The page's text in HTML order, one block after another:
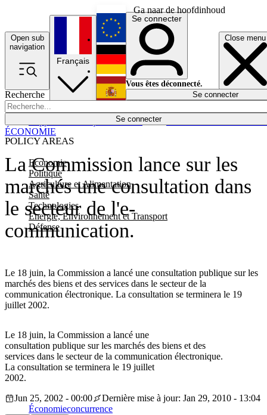
Ga naar de hoofdinhoud
Open sub
navigation
Close menu
Recherche
Se connecter
POLICY AREAS
Economie
Politique
Agriculture et Alimentation
Santé
Technologies
Energie, Environnement et Transport
Défense
Économie
Français
English
Deutsch
Español
Se connecter
Vous êtes déconnecté.
Se connecter
La Commission lance sur les
marchés une consultation dans
le secteur de l'e-
communication.
Le 18 juin, la Commission a lancé une consultation publique sur les
marchés des biens et des services dans le secteur de la
communication électronique. La consultation se terminera le 19
juillet 2002.
ÉCONOMIE
Le 18 juin, la Commission a lancé une
consultation publique sur les marchés des biens et des
services dans le secteur de la communication électronique.
La consultation se terminera le 19 juillet
2002.
Jun 25, 2002 - 00:00
Dernière mise à jour: Jan 29, 2010 - 13:04
Économieconcurrence